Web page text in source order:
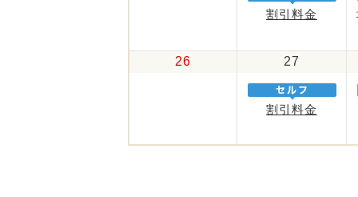
割引料金
26 27
割引料金